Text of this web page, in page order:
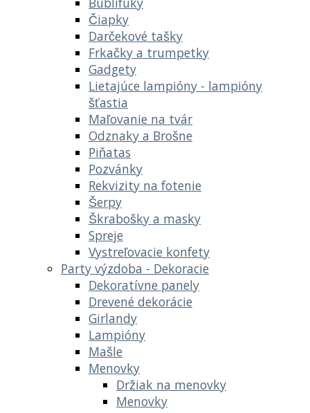
Čiapky
Darčekové tašky
Frkačky a trumpetky
Gadgety
Lietajúce lampióny - lampióny
šťastia
Maľovanie na tvár
Odznaky a Brošne
Piňatas
Pozvánky
Rekvizity na fotenie
Šerpy
Škrabošky a masky
Spreje
Vystreľovacie konfety
Party výzdoba - Dekoracie
Dekoratívne panely
Drevené dekorácie
Girlandy
Lampióny
Mašle
Menovky
Držiak na menovky
Menovky